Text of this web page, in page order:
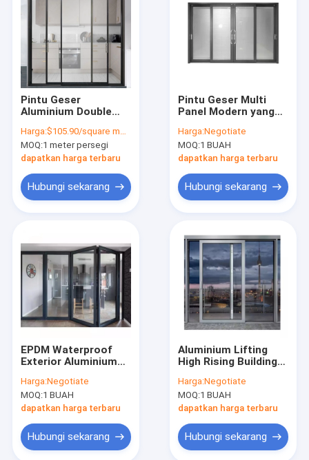
Pintu Geser
Aluminium Double
Dorong Dan Tarik
Pembukaan
Harga:$105.90/square meter
MOQ:1 meter persegi
dapatkan harga terbaru
Hubungi sekarang
Pintu Geser Multi
Panel Modern yang
Bingkai Aluminium
Kaca Temper
Harga:Negotiate
MOQ:1 BUAH
dapatkan harga terbaru
Hubungi sekarang
EPDM Waterproof
Exterior Aluminium
Bifold Patio Sliding
Harga:Negotiate
MOQ:1 BUAH
dapatkan harga terbaru
Hubungi sekarang
Aluminium Lifting
High Rising Building
Dengan Standar CE
Harga:Negotiate
MOQ:1 BUAH
dapatkan harga terbaru
Hubungi sekarang